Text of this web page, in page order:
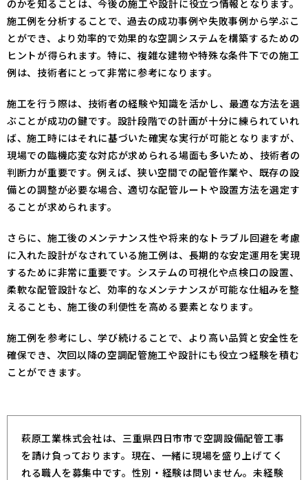
のかを知ることは、今後の施工や設計に役立つ情報となります。
施工例を分析することで、過去の成功事例や失敗事例から学ぶこ
とができ、より効率的で効果的な空調システムを構築するための
ヒントが得られます。特に、複雑な建物や特殊な条件下での施工
例は、技術者にとって非常に参考になります。
施工を行う際は、技術者の経験や知識を活かし、最適な方法を選
ぶことが成功の鍵です。設計段階での計画が十分に練られていれ
ば、施工時にはそれに基づいた確実な実行が可能となりますが、
現場での臨機応変な対応が求められる場面も多いため、技術者の
判断力が重要です。例えば、狭い空間での配管作業や、既存の設
備との調整が必要な場合、適切な配管ルートや設置方法を選定す
ることが求められます。
さらに、施工後のメンテナンス性や将来的なトラブル回避を考慮
に入れた設計がなされている施工例は、長期的な安定運用を実現
するために非常に重要です。システムの可視化や点検口の設置、
柔軟な配管設計など、効率的なメンテナンスが可能な仕組みを整
えることも、施工後の利便性を高める要素となります。
施工例を参考にし、学び続けることで、より高い品質と安全性を
確保でき、次回以降の空調配管施工や設計にも役立つ経験を積む
ことができます。
萩原工業株式会社は、三重県四日市市で空調設備配管工事
を請け負っております。現在、一緒に現場を盛り上げてく
れる職人を募集中です。性別・経験は問いません。未経験